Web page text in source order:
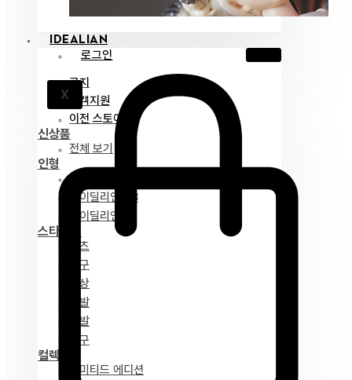
IDEALIAN
로그인
X
공지
고객지원
이전 스토어
신상품
전체 보기
인형
아이딜리언 75
아이딜리언 68
아이딜리언 51
스타일링
파츠
안구
의상
가발
신발
도구
컬렉션
리미티드 에디션